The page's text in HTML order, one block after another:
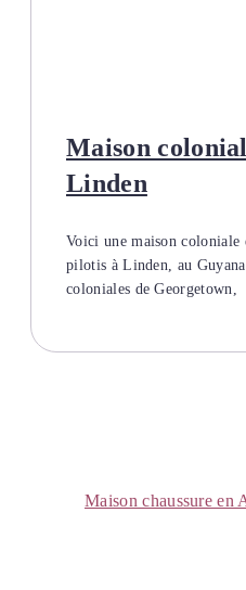
Maison
Linden
Voici une maison coloniale
pilotis à Linden, au
coloniales de Georgetown,
Maison chaussure en